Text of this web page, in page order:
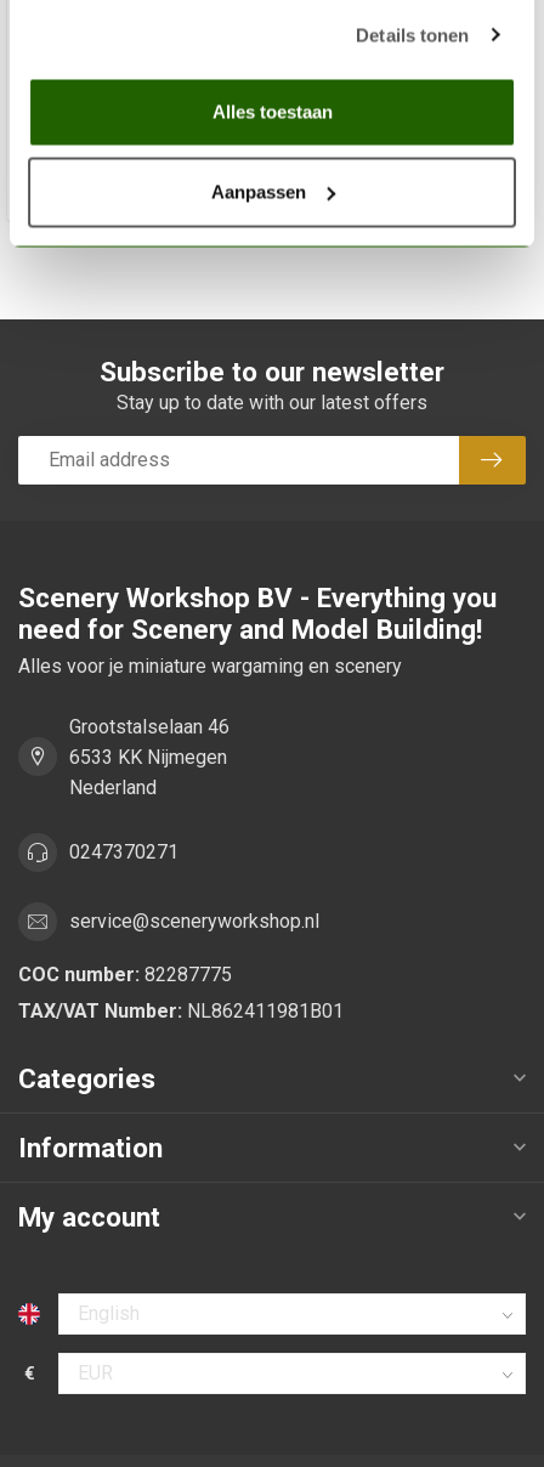
Details tonen
Alles toestaan
Aanpassen
Subscribe to our newsletter
Stay up to date with our latest offers
Scenery Workshop BV - Everything you
need for Scenery and Model Building!
Alles voor je miniature wargaming en scenery
Grootstalselaan 46
6533 KK Nijmegen
Nederland
0247370271
service@sceneryworkshop.nl
COC number: 82287775
TAX/VAT Number: NL862411981B01
Categories
Information
My account
Select language
€
Select currency